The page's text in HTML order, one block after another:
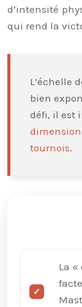
d’intensité
qui rend la
L’échelle
bien
défi, il est
tournois.
La